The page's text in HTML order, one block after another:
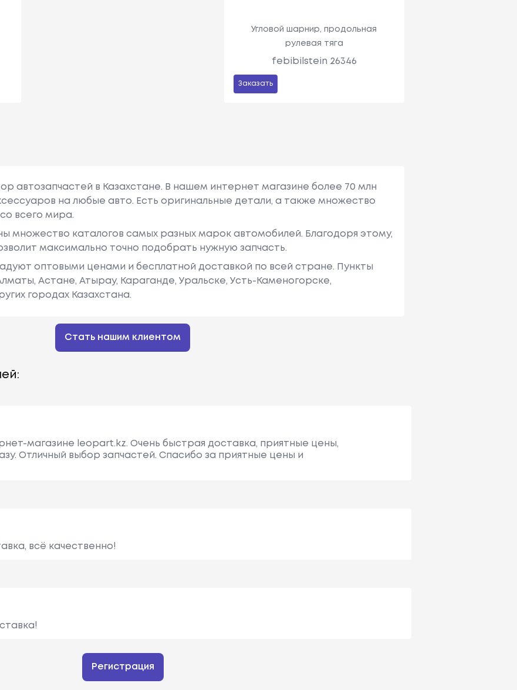
Угловой шарнир, продольная
рулевая тяга
febibilstein 26346
Заказать
автозапчастей в Казахстане. В нашем интернет магазине более 70 млн
на любые авто. Есть оригинальные детали, а также множество
всего мира.
множество каталогов самых разных марок автомобилей. Благодоря этому,
максимально точно подобрать нужную запчасть.
оптовыми ценами и бесплатной доставкой по всей стране. Пункты
Астане, Атырау, Караганде, Уральске, Усть-Каменогорске,
городах Казахстана.
Стать нашим клиентом
магазине leopart.kz. Очень быстрая доставка, приятные цены,
Отличный выбор запчастей. Спасибо за приятные цены и
всё качественно!
Регистрация